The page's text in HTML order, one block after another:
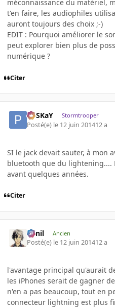
méconnaissance du matériel,
t'en faire, les audiophiles
auront toujours des choix ;-)
EDIT : Pourquoi améliorer le
peut explorer bien plus de
numérique ?
Citer
PoSKaY Stormtrooper
Posté(e) le 12 juin 201412 a
SI le jack devait sauter, à mon
bluetooth que du lightening....
avant quelques années.
Citer
luinil Ancien
Posté(e) le 12 juin 201412 a
l'avantage principal qu'aurait
les iPhones serait de gagner
n'en a pas beaucoup, tout en
connecteur lightning est plus